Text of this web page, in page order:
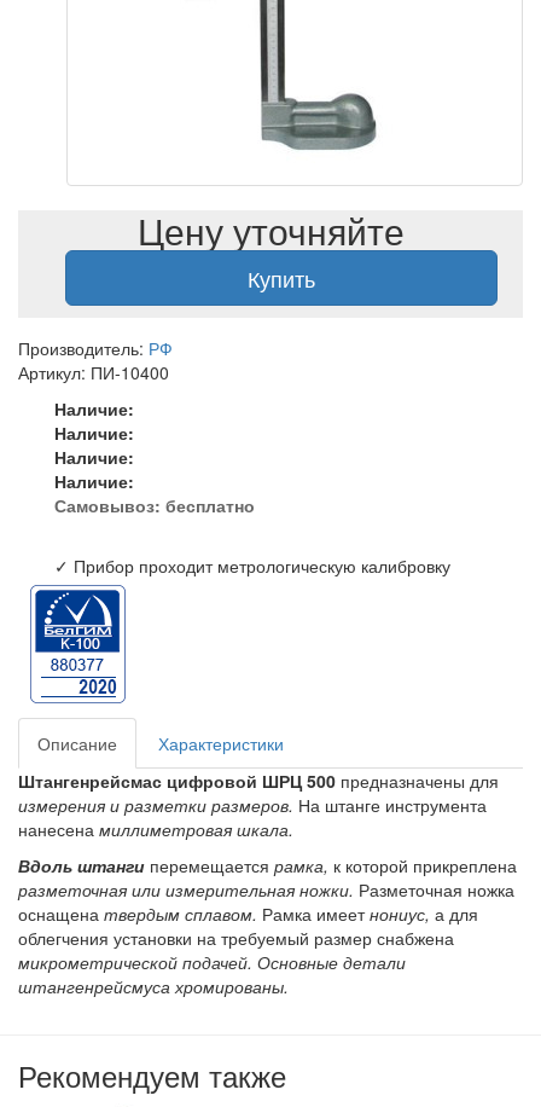
Цену уточняйте
Купить
Производитель: РФ
Артикул: ПИ-10400
Наличие:
Наличие:
Наличие:
Наличие:
Самовывоз: бесплатно
✓ Прибор проходит метрологическую калибровку
Описание
Характеристики
Штангенрейсмас цифровой ШРЦ 500 предназначены для
измерения и разметки размеров. На штанге инструмента
нанесена миллиметровая шкала.
Вдоль штанги перемещается рамка, к которой прикреплена
разметочная или измерительная ножки. Разметочная ножка
оснащена твердым сплавом. Рамка имеетнониус, а для
облегчения установки на требуемый размер снабжена
микрометрической подачей. Основные детали
штангенрейсмуса хромированы.
Рекомендуем также